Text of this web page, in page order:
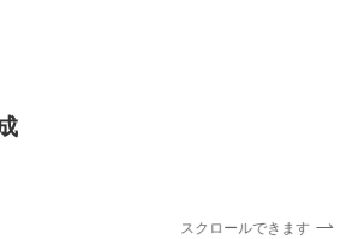
スクロールできます